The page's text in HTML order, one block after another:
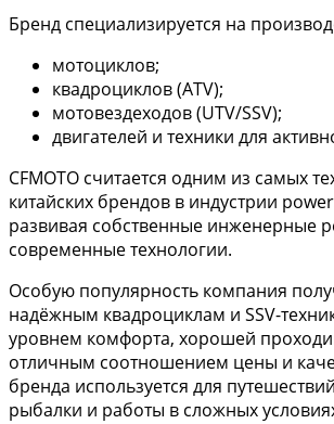
Бренд специализируется на
мотоциклов;
квадроциклов (ATV);
мотовездеходов (UTV/SSV);
двигателей и техники для
CFMOTO считается одним из самых
китайских брендов в индустрии
развивая собственные инженерные
современные технологии.
Особую популярность компания
надёжным квадроциклам и SSV-
уровнем комфорта, хорошей
отличным соотношением цены и
бренда используется для
рыбалки и работы в сложных